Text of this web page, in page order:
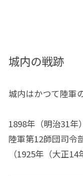
城内の戦跡
城内はかつて陸軍
1898年（明治31年
陸軍第12師団司令
（1925年（大正14